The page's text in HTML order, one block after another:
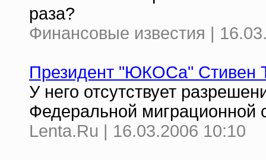
раза?
Финансовые известия |
Президент "ЮКОСа" Стивен
У него отсутствует
Федеральной миграционной
Lenta.Ru | 16.03.2006 10:10